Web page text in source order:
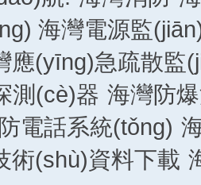
海灣電源監
應(yīng)急疏散監
測(cè)器 海灣防
電話系統(tǒng)
術(shù)資料下載